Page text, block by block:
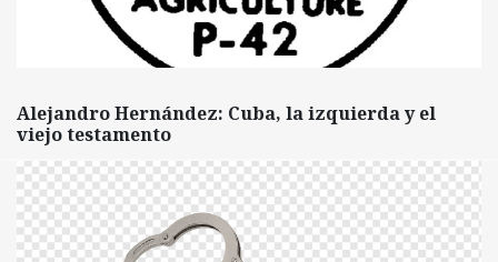
Alejandro Hernández: Cuba, la izquierda y el
viejo testamento